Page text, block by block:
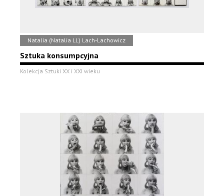
Natalia (Natalia LL) Lach-Lachowicz
Sztuka konsumpcyjna
Kolekcja Sztuki XX i XXI wieku